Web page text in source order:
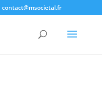
contact@msocietal.fr